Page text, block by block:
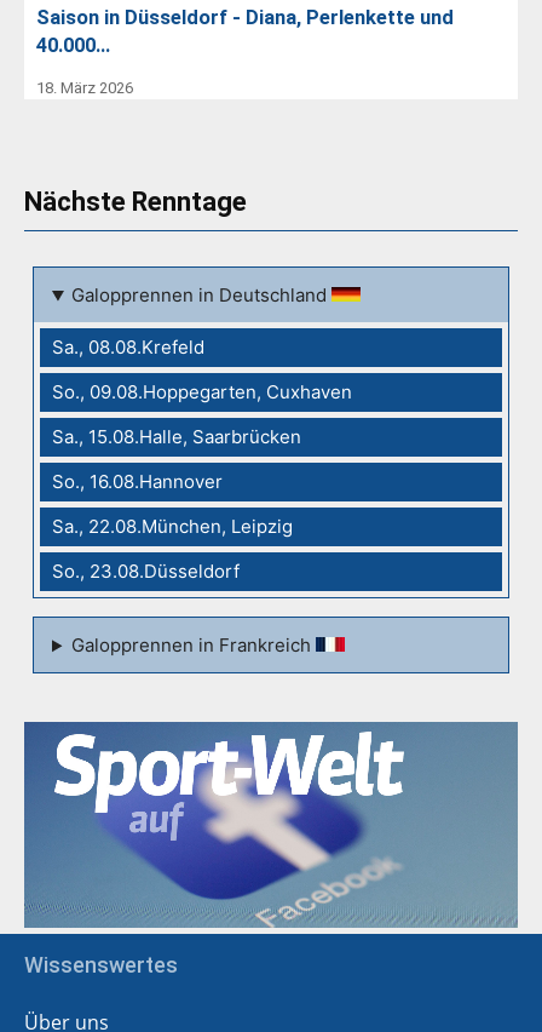
Saison in Düsseldorf - Diana, Perlenkette und
40.000…
18. März 2026
Nächste Renntage
Galopprennen in Deutschland
Sa., 08.08.Krefeld
So., 09.08.Hoppegarten, Cuxhaven
Sa., 15.08.Halle, Saarbrücken
So., 16.08.Hannover
Sa., 22.08.München, Leipzig
So., 23.08.Düsseldorf
Galopprennen in Frankreich
Wissenswertes
Über uns